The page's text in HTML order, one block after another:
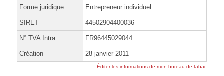
Forme juridique Entrepreneur individuel
SIRET 44502904400036
N° TVA Intra. FR96445029044
Création 28 janvier 2011
Éditer les informations de mon bureau de tabac